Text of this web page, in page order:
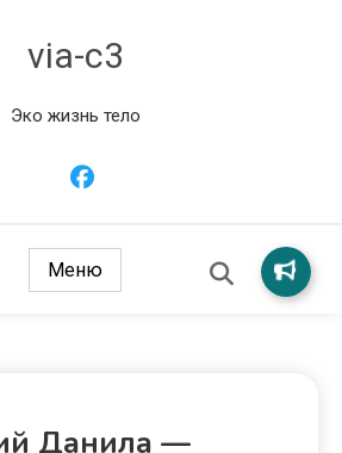
via-c3
Эко жизнь тело
Меню
Данила —